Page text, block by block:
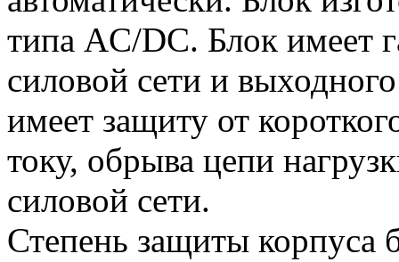
типа AC/DC. Блок имеет
силовой сети и
имеет защиту от
току, обрыва цепи
силовой сети.
Степень защиты корпуса